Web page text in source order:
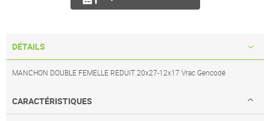
DÉTAILS
MANCHON DOUBLE FEMELLE REDUIT 20x27-12x17 Vrac Gencodé
CARACTÉRISTIQUES